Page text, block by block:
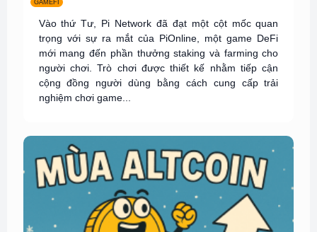
GAMEFI
Vào thứ Tư, Pi Network đã đạt một cột mốc quan
trọng với sự ra mắt của PiOnline, một game DeFi
mới mang đến phần thưởng staking và farming cho
người chơi. Trò chơi được thiết kế nhằm tiếp cận
cộng đồng người dùng bằng cách cung cấp trải
nghiệm chơi game...